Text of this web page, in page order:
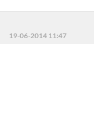
19-06-2014 11:47